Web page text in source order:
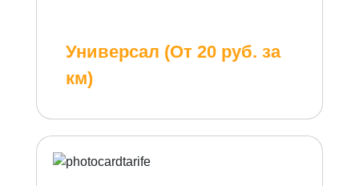
Универсал (От 20 руб. за
км)